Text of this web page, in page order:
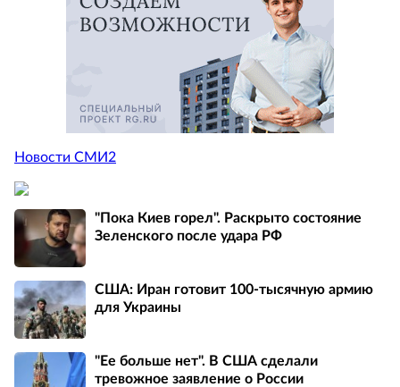
Новости СМИ2
"Пока Киев горел". Раскрыто состояние
Зеленского после удара РФ
США: Иран готовит 100-тысячную армию
для Украины
"Ее больше нет". В США сделали
тревожное заявление о России